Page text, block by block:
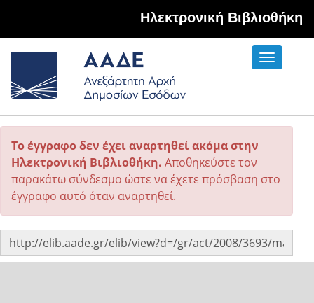
Hλεκτρονική Βιβλιοθήκη
Toggle
Το έγγραφο δεν έχει αναρτηθεί ακόμα στην
Ηλεκτρονική Βιβλιοθήκη. Αποθηκεύστε τον
παρακάτω σύνδεσμο ώστε να έχετε πρόσβαση στο
έγγραφο αυτό όταν αναρτηθεί.